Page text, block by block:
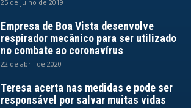
25 de julho de 2019
Empresa de Boa Vista desenvolve
respirador mecânico para ser utilizado
no combate ao coronavírus
22 de abril de 2020
Teresa acerta nas medidas e pode ser
responsável por salvar muitas vidas